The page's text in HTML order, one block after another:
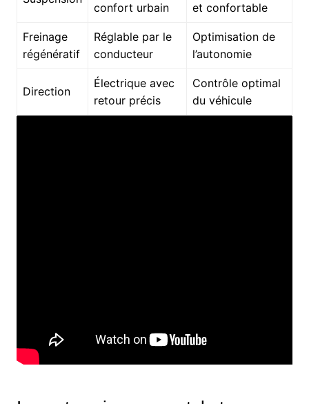
confort urbain
et confortable
Freinage
régénératif
Réglable par le
conducteur
Optimisation de
l’autonomie
Direction
Électrique avec
retour précis
Contrôle optimal
du véhicule